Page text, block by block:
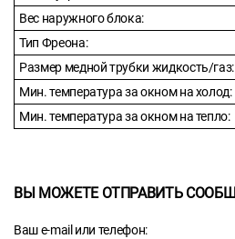
Вес наружного блока:
Тип Фреона:
Размер медной трубки жидкость/газ:
Мин. температура за окном на холод:
Мин. температура за окном на тепло:
ВЫ МОЖЕТЕ ОТПРАВИТЬ
Ваш e-mail или телефон: